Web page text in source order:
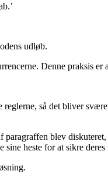
udløb.
Denne praksis er
så det bliver
blev
heste for at sikre deres